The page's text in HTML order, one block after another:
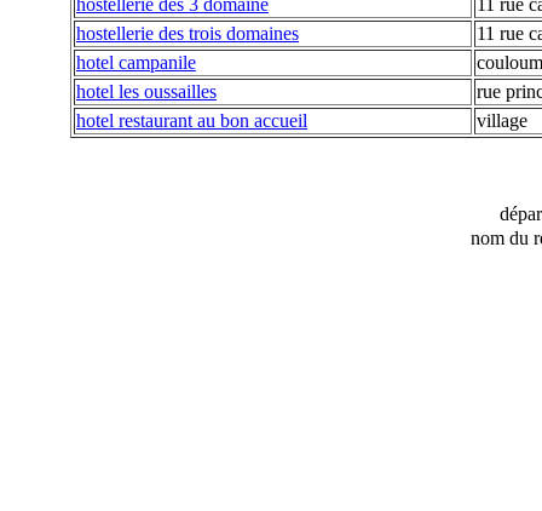
hostellerie des 3 domaine
11 rue
hostellerie des trois domaines
11 rue
hotel campanile
hotel les oussailles
rue
hotel restaurant au bon accueil
village
nom du